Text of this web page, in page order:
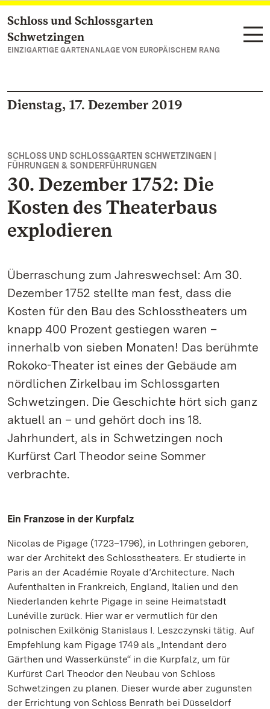
Zum Hauptinhalt springen
Schloss und Schlossgarten
Schwetzingen
EINZIGARTIGE GARTENANLAGE VON EUROPÄISCHEM RANG
Dienstag, 17. Dezember 2019
SCHLOSS UND SCHLOSSGARTEN SCHWETZINGEN |
FÜHRUNGEN & SONDERFÜHRUNGEN
30. Dezember 1752: Die
Kosten des Theaterbaus
explodieren
Überraschung zum Jahreswechsel: Am 30.
Dezember 1752 stellte man fest, dass die
Kosten für den Bau des Schlosstheaters um
knapp 400 Prozent gestiegen waren –
innerhalb von sieben Monaten! Das berühmte
Rokoko-Theater ist eines der Gebäude am
nördlichen Zirkelbau im Schlossgarten
Schwetzingen. Die Geschichte hört sich ganz
aktuell an – und gehört doch ins 18.
Jahrhundert, als in Schwetzingen noch
Kurfürst Carl Theodor seine Sommer
verbrachte.
Ein Franzose in der Kurpfalz
Nicolas de Pigage (1723–1796), in Lothringen geboren,
war der Architekt des Schlosstheaters. Er studierte in
Paris an der Académie Royale d’Architecture. Nach
Aufenthalten in Frankreich, England, Italien und den
Niederlanden kehrte Pigage in seine Heimatstadt
Lunéville zurück. Hier war er vermutlich für den
polnischen Exilkönig Stanislaus I. Leszczynski tätig. Auf
Empfehlung kam Pigage 1749 als „Intendant dero
Gärthen und Wasserkünste“ in die Kurpfalz, um für
Kurfürst Carl Theodor den Neubau von Schloss
Schwetzingen zu planen. Dieser wurde aber zugunsten
der Errichtung von Schloss Benrath bei Düsseldorf